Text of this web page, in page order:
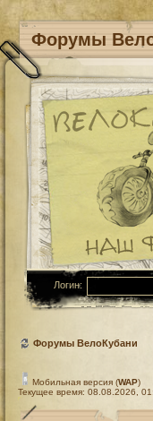
Форумы
Логин:
Форумы ВелоКубани
Мобильная версия (WAP)
Текущее время: 08.08.2026,